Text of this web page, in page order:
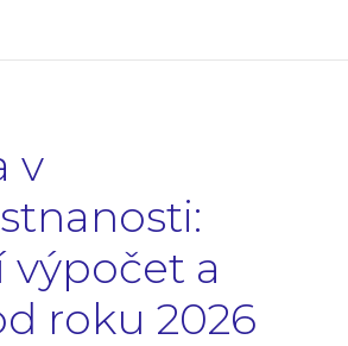
v
a
roku 2026